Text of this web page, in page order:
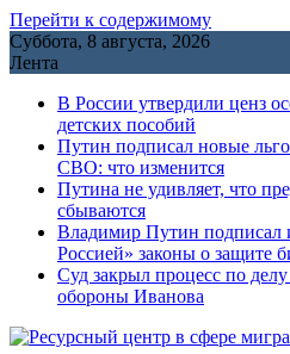
Перейти к содержимому
Суббота, 8 августа, 2026
Лента
В России утвердили ценз
детских пособий
Путин подписал новые
СВО: что изменится
Путина не удивляет, что
сбываются
Владимир Путин
Россией» законы о защите
Cуд закрыл процесс по
обороны Иванова